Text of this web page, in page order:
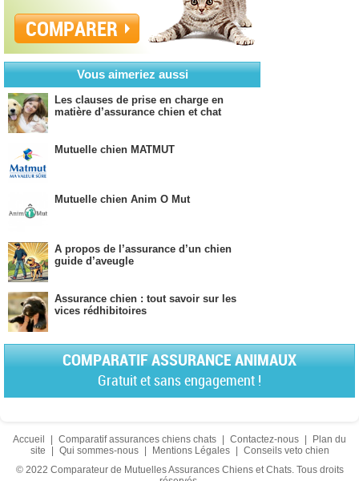
COMPARER
Vous aimeriez aussi
Les clauses de prise en charge en
matière d’assurance chien et chat
Mutuelle chien MATMUT
Mutuelle chien Anim O Mut
A propos de l’assurance d’un chien
guide d’aveugle
Assurance chien : tout savoir sur les
vices rédhibitoires
COMPARATIF ASSURANCE ANIMAUX
Gratuit et sans engagement !
Accueil Comparatif assurances chiens chats Contactez-nous
Plan du
site
Qui sommes-nous Mentions Légales
Conseils veto chien
© 2022 Comparateur de Mutuelles Assurances Chiens et Chats. Tous droits